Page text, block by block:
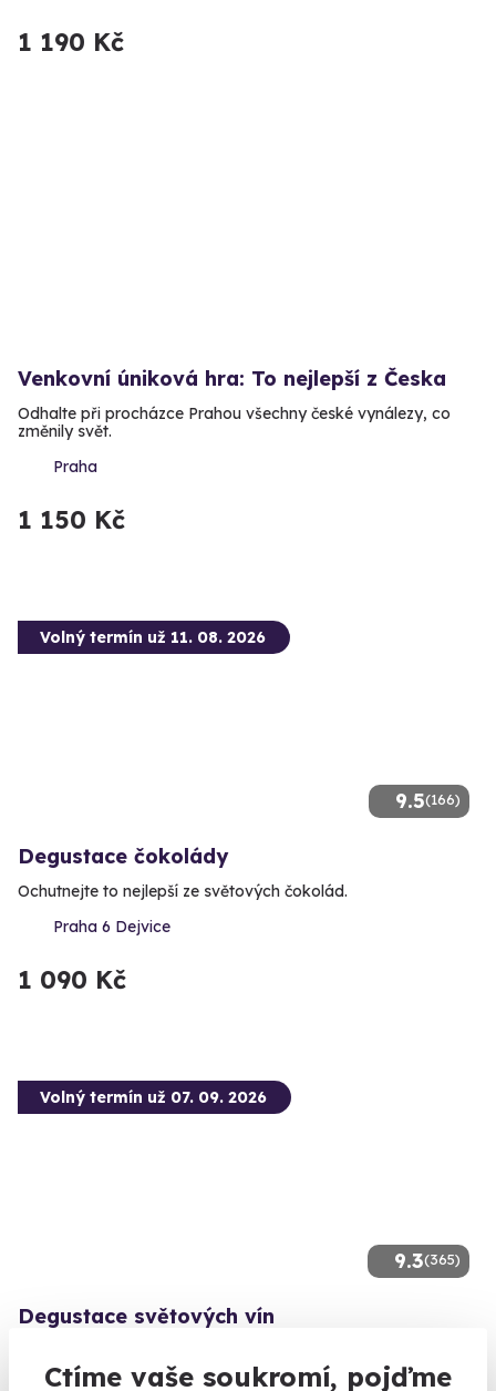
Ctíme vaše soukromí, pojďme
1 190 Kč
Venkovní úniková hra: To nejlepší z Česka
Odhalte při procházce Prahou všechny české vynálezy, co
změnily svět.
Praha
1 150 Kč
9.5(166)
Volný termín už 11. 08. 2026
Degustace čokolády
Ochutnejte to nejlepší ze světových čokolád.
Praha 6 Dejvice
1 090 Kč
9.3(365)
Volný termín už 07. 09. 2026
Degustace světových vín